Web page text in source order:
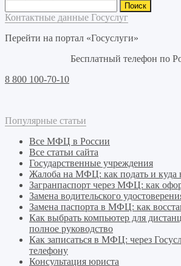
Контактные данные Госуслуг
Перейти на портал «Госуслуги»
Бесплатный телефон по
8 800 100-70-10
Популярные статьи
Все МФЦ в России
Все статьи сайта
Государственные учреждения
Жалоба на МФЦ: как подать и куда
Загранпаспорт через МФЦ: как
Замена водительского
Замена паспорта в МФЦ: как
Как выбрать компьютер для
полное руководство
Как записаться в МФЦ: через
телефону
Консультация юриста